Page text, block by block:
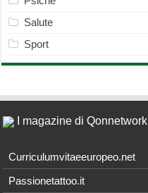
Salute
Sport
I magazine di Qonnetwork
Curriculumvitaeeuropeo.net
Passionetattoo.it